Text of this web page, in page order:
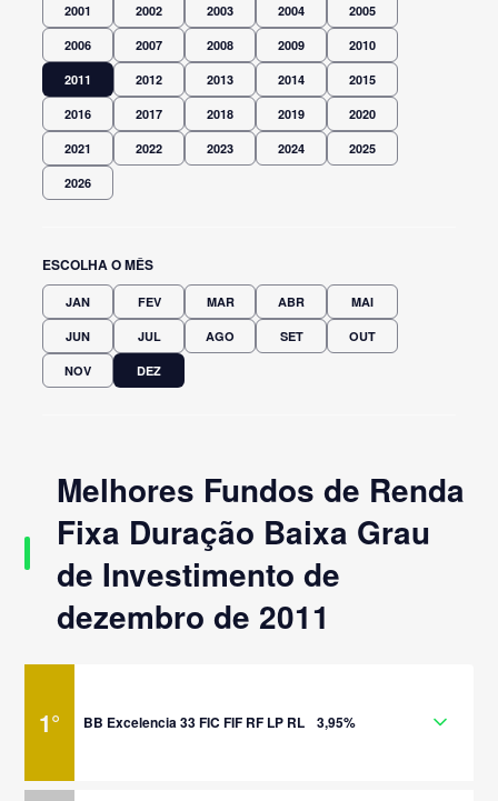
2001 2002 2003 2004 2005
2006 2007 2008 2009 2010
2011 2012 2013 2014 2015
2016 2017 2018 2019 2020
2021 2022 2023 2024 2025
2026
ESCOLHA O MÊS
JAN FEV MAR ABR MAI
JUN JUL AGO SET OUT
NOV DEZ
Melhores Fundos de Renda
Fixa Duração Baixa Grau
de Investimento de
dezembro de 2011
1° BB Excelencia 33 FIC FIF RF LP RL 3,95%